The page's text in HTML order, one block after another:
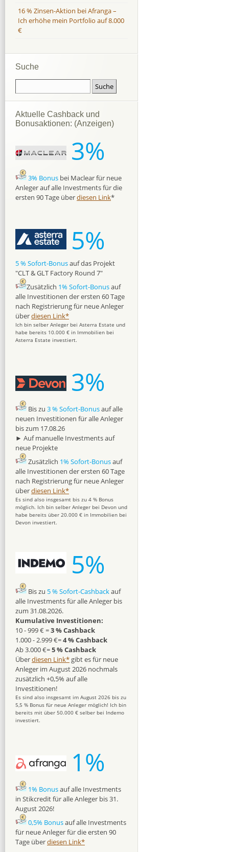
16 % Zinsen-Aktion bei Afranga –
Ich erhöhe mein Portfolio auf 8.000
€
Suche
Aktuelle Cashback und
Bonusaktionen: (Anzeigen)
3%
3% Bonus bei Maclear für neue
Anleger auf alle Investments für die
ersten 90 Tage überdiesen Link*
5%
5 % Sofort-Bonusauf das Projekt
"CLT & GLT Factory Round 7"
Zusätzlich 1% Sofort-Bonusauf
alle Investitionen der ersten 60 Tage
nach Registrierung für neue Anleger
überdiesen Link*
Ich bin selber Anleger bei Asterra Estate und
habe bereits 10.000 € in Immobilien bei
Asterra Estate investiert.
3%
Bis zu 3 % Sofort-Bonusauf alle
neuen Investitionen für alle Anleger
bis zum 17.08.26
► Auf manuelle Investments auf
neue Projekte
Zusätzlich 1% Sofort-Bonusauf
alle Investitionen der ersten 60 Tage
nach Registrierung für neue Anleger
überdiesen Link*
Es sind also insgesamt bis zu 4 % Bonus
möglich. Ich bin selber Anleger bei Devon und
habe bereits über 20.000 € in Immobilien bei
Devon investiert.
5%
Bis zu 5 % Sofort-Cashbackauf
alle Investments für alle Anleger bis
zum 31.08.2026.
Kumulative Investitionen:
10 - 999 € =3 % Cashback
1.000 - 2.999 €=4 % Cashback
Ab 3.000 €=5 % Cashback
Überdiesen Link* gibt es für neue
Anleger im August 2026 nochmals
zusätzlich +0,5% auf alle
Investitionen!
Es sind also insgesamt im August 2026 bis zu
5,5 % Bonus für neue Anleger möglich! Ich bin
bereits mit über 50.000 € selber bei Indemo
investiert.
1%
1% Bonusauf alle Investments
in Stikcredit für alle Anleger bis 31.
August 2026!
0,5% Bonusauf alle Investments
für neue Anleger für die ersten 90
Tage überdiesen Link*